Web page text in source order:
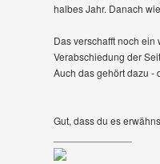
halbes Jahr. Danach
Das verschafft noch
Verabschiedung der
Auch das gehört dazu -
Gut, dass du es